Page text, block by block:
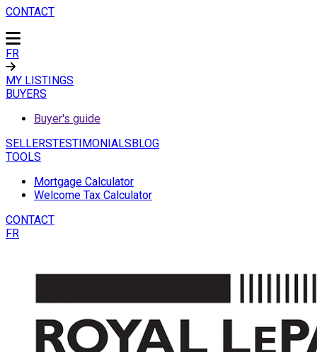
CONTACT
FR
MY LISTINGS
BUYERS
Buyer's guide
SELLERSTESTIMONIALSBLOG
TOOLS
Mortgage Calculator
Welcome Tax Calculator
CONTACT
FR